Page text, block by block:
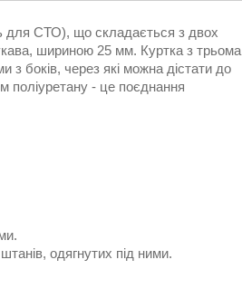
для СТО), що складається з двох
шириною 25 мм. Куртка з трьома
боків, через які можна дістати до
поліуретану - це поєднання
одягнутих під ними.